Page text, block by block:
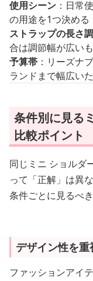
使用シーン ：日常
の用途を1つ決める
ストラップの長さ
合は調節幅が広い
予算帯 ：リーズナ
ランドまで幅広い
条件別に見る
比較ポイント
同じミニ ショルダ
って「正解」は異な
条件ごとに見るべ
デザイン性を
ファッションアイ